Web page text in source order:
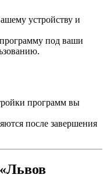
устройству и
программу под ваши
программ вы
после завершения